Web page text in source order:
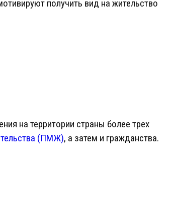
получить вид на жительство
на территории страны более трех
(ПМЖ), а затем и гражданства.